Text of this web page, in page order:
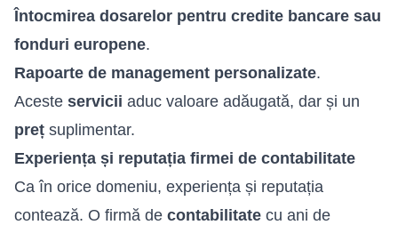
Întocmirea dosarelor pentru credite bancare sau
fonduri europene.
Rapoarte de management personalizate.
Aceste servicii aduc valoare adăugată, dar și un
preț suplimentar.
Experiența și reputația firmei de contabilitate
Ca în orice domeniu, experiența și reputația
contează. O firmă de contabilitate cu ani de